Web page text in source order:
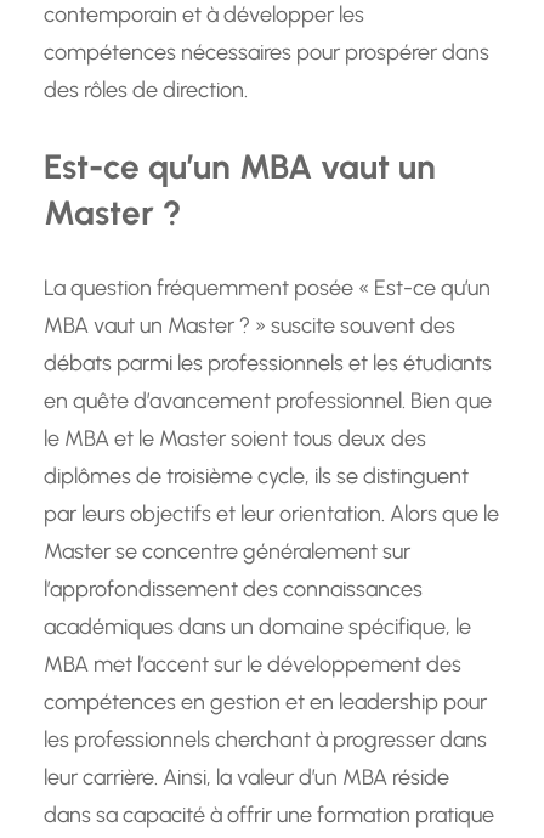
contemporain et à développer les
compétences nécessaires pour prospérer dans
des rôles de direction.
Est-ce qu’un MBA vaut un
Master ?
La question fréquemment posée « Est-ce qu’un
MBA vaut un Master ? » suscite souvent des
débats parmi les professionnels et les étudiants
en quête d’avancement professionnel. Bien que
le MBA et le Master soient tous deux des
diplômes de troisième cycle, ils se distinguent
par leurs objectifs et leur orientation. Alors que le
Master se concentre généralement sur
l’approfondissement des connaissances
académiques dans un domaine spécifique, le
MBA met l’accent sur le développement des
compétences en gestion et en leadership pour
les professionnels cherchant à progresser dans
leur carrière. Ainsi, la valeur d’un MBA réside
dans sa capacité à offrir une formation pratique